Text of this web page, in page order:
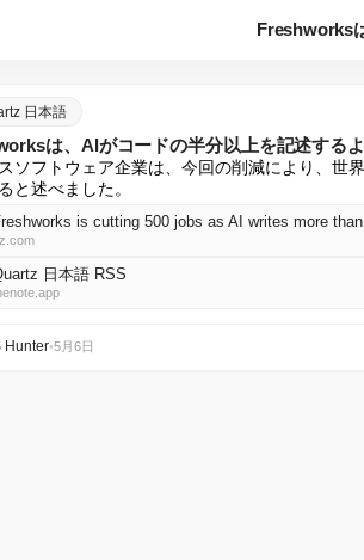
日本語
は、AIがコードの半分以上を記述する
ソフトウェア企業は、今回の削減により、世
と述べました。
is cutting 500 jobs as AI writes more
日本語 RSS
Hunter•5月6日